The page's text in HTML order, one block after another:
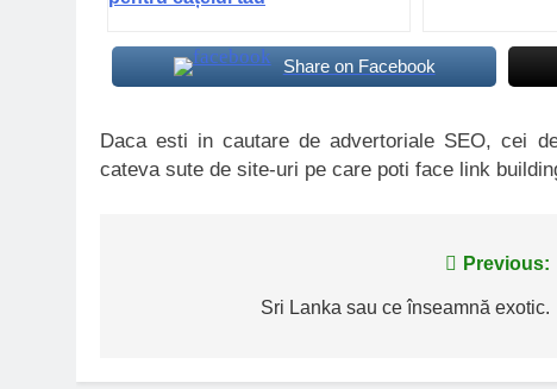
Share on Facebook
Daca esti in cautare de advertoriale SEO, cei
cateva sute de site-uri pe care poti face link
Previous:
Sri Lanka sau ce înseamnă exotic.